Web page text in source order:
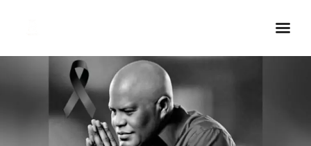
Inicio Real FM
Streaming
En Vivo